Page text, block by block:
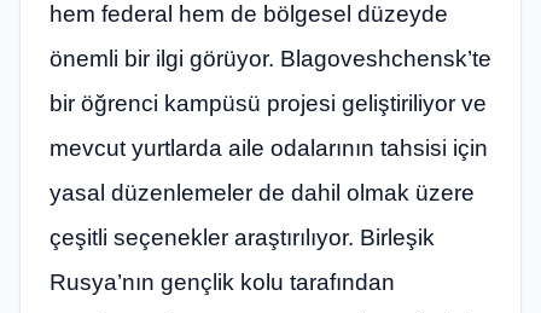
hem federal hem de bölgesel düzeyde
önemli bir ilgi görüyor. Blagoveshchensk’te
bir öğrenci kampüsü projesi geliştiriliyor ve
mevcut yurtlarda aile odalarının tahsisi için
yasal düzenlemeler de dahil olmak üzere
çeşitli seçenekler araştırılıyor. Birleşik
Rusya’nın gençlik kolu tarafından